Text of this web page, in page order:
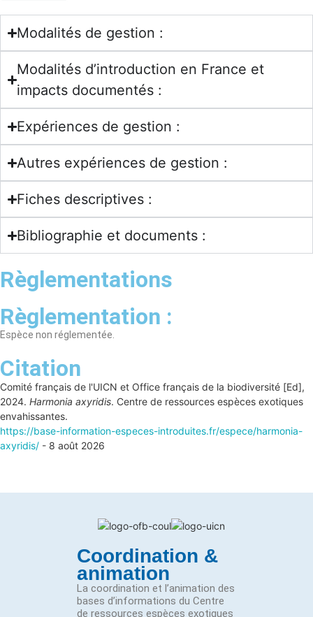
Modalités de gestion :
Modalités d’introduction en France et
impacts documentés :
Expériences de gestion :
Autres expériences de gestion :
Fiches descriptives :
Bibliographie et documents :
Règlementations
Règlementation :
Espèce non réglementée.
Citation
Comité français de l'UICN et Office français de la biodiversité [Ed],
2024. Harmonia axyridis. Centre de ressources espèces exotiques
envahissantes.
https://base-information-especes-introduites.fr/espece/harmonia-
axyridis/ - 8 août 2026
Coordination &
animation
La coordination et l’animation des
bases d’informations du Centre
de ressources espèces exotiques